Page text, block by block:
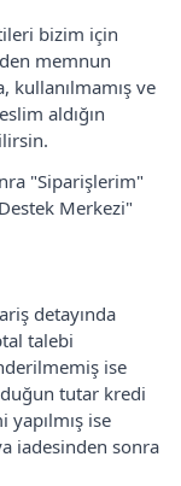
bizim için
memnun
kullanılmamış ve
aldığın
"Siparişlerim"
Merkezi"
detayında
talebi
ise
tutar kredi
ise
iadesinden sonra